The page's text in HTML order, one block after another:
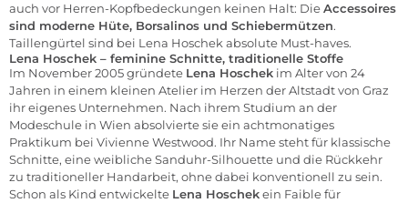
auch vor Herren-Kopfbedeckungen keinen Halt: DieAccessoires
sind moderne Hüte, Borsalinos und Schiebermützen.
Taillengürtel sind bei Lena Hoschek absolute Must-haves.
Lena Hoschek – feminine Schnitte, traditionelle Stoffe
Im November 2005 gründete Lena Hoschek im Alter von 24
Jahren in einem kleinen Atelier im Herzen der Altstadt von Graz
ihr eigenes Unternehmen. Nach ihrem Studium an der
Modeschule in Wien absolvierte sie ein achtmonatiges
Praktikum bei Vivienne Westwood. Ihr Name steht für klassische
Schnitte, eine weibliche Sanduhr-Silhouette und die Rückkehr
zu traditioneller Handarbeit, ohne dabei konventionell zu sein.
Schon als Kind entwickelte Lena Hoschekein Faible für